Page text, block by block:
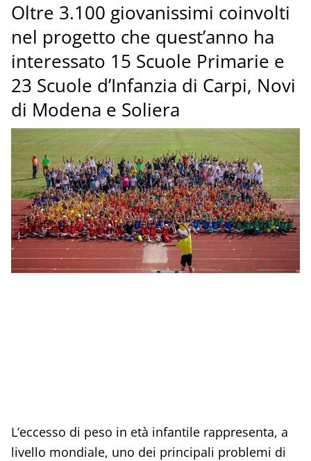
Oltre 3.100 giovanissimi coinvolti
nel progetto che quest’anno ha
interessato 15 Scuole Primarie e
23 Scuole d’Infanzia di Carpi, Novi
di Modena e Soliera
L’eccesso di peso in età infantile rappresenta, a
livello mondiale, uno dei principali problemi di